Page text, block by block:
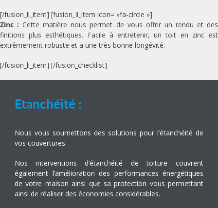
[/fusion_li_item] [fusion_li_item icon= »fa-circle »]
Zinc :Cette matière nous permet de vous offrir un rendu et des
finitions plus esthétiques. Facile à entretenir, un toit en zinc est
extrêmement robuste et a une très bonne longévité.
[/fusion_li_item] [/fusion_checklist]
Etanchéité :
Nous vous soumettons des solutions pour l’étanchéité de
vos couvertures.
Nos interventions d’étanchéité de toiture couvrent
également l’amélioration des performances énergétiques
de votre maison ainsi que sa protection vous permettant
ainsi de réaliser des économies considérables.